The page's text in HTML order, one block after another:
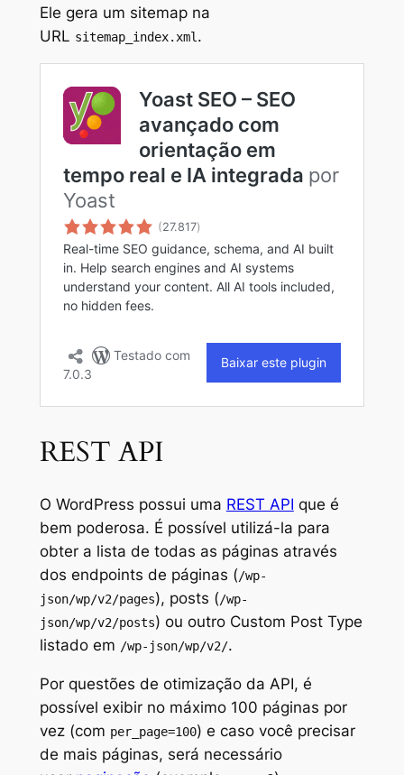
Ele gera um sitemap na
URL sitemap_index.xml .
REST API
O WordPress possui uma REST API que é
bem poderosa. É possível utilizá-la para
obter a lista de todas as páginas através
dos endpoints de páginas (/wp-
json/wp/v2/pages), posts (/wp-
json/wp/v2/posts) ou outro Custom Post Type
listado em /wp-json/wp/v2/.
Por questões de otimização da API, é
possível exibir no máximo 100 páginas por
vez (com per_page=100) e caso você precisar
de mais páginas, será necessário